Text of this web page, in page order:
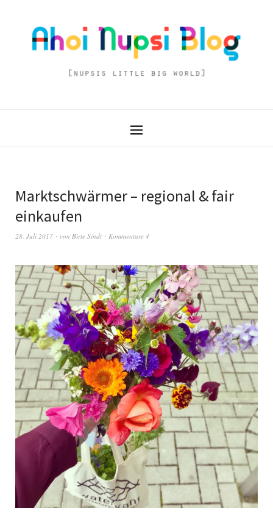
Marktschwärmer – regional & fair
einkaufen
28. Juli 2017 von Birte Sindt Kommentare 4